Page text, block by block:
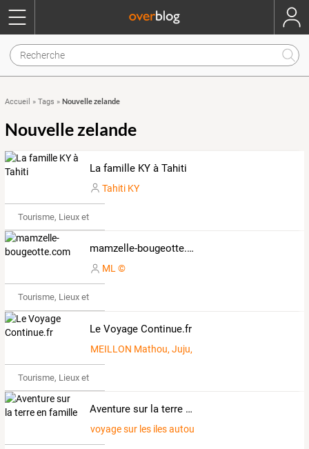
Accueil » Tags » Nouvelle zelande
Nouvelle zelande
La famille KY à Tahiti
Tahiti KY
Tourisme, Lieux et Événements
mamzelle-bougeotte.com
ML ©
Tourisme, Lieux et Événements
Le Voyage Continue.fr
MEILLON Mathou, Juju, et Nono
Tourisme, Lieux et Événements
Aventure sur la terre en famille
voyage sur les iles autour du monde en famille